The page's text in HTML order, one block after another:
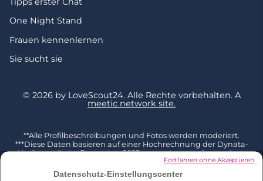
One Night Stand
Frauen kennenlernen
Sie sucht sie
© 2026 by LoveScout24. Alle Rechte vorbehalten.A
meetic network site.
**Alle Profilbeschreibungen und Fotos werden moderiert.
***Diese Daten basieren auf einer Hochrechnung der Dynata-
Umfrage, die im Dezember 2023 unter einer repräsentativen
Stichprobe von 2002 Befragten ab 18 Jahren in Deutschland
durchgeführt und mit der Gesamtbevölkerung dieser
Datenschutz-Einstellungscenter
Fortfahren ohne Akzeptieren